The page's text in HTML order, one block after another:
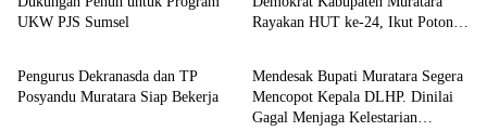
UKW PJS Sumsel
Rayakan HUT ke-24, Ikut Potong
Muratara
Pengurus Dekranasda dan TP
Posyandu Muratara Siap Bekerja
Muratara
Mendesak Bupati Muratara Segera
Mencopot Kepala DLHP. Dinilai
Gagal Menjaga Kelestarian
Muratara